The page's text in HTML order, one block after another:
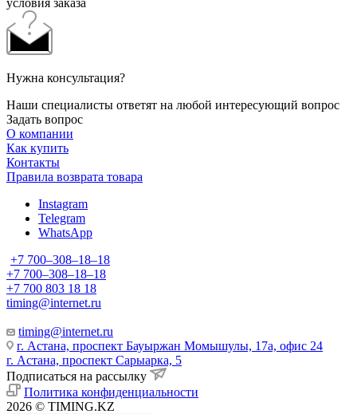
Нужна консультация?
Наши специалисты ответят на любой интересующий вопрос
Задать вопрос
О компании
Как купить
Контакты
Правила возврата товара
Instagram
Telegram
WhatsApp
+7 700‒308‒18‒18
+7 700‒308‒18‒18
+7 700 803 18 18
timing@internet.ru
timing@internet.ru
г. Астана, проспект Бауыржан Момышулы, 17а, офис 24
г. Астана, проспект Сарыарка, 5
Подписаться на рассылку
Политика конфиденциальности
2026 © TIMING.KZ